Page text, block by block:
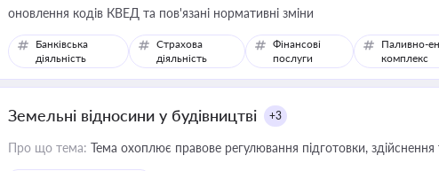
оновлення кодів КВЕД та пов'язані нормативні зміни
Банківська
діяльність
Страхова
діяльність
Фінансові
послуги
Паливно-
комплекс
Земельні відносини у будівництві +3
Про що тема: Тема охоплює правове регулювання підготовки, здійснення